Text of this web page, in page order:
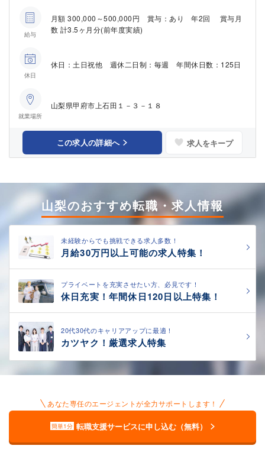
給与
月額 300,000～500,000円 賞与：あり 年2回 賞与月
数 計3.5ヶ月分(前年度実績)
休日
休日：土日祝他 週休二日制：毎週 年間休日数：125日
就業場所
山梨県甲府市上石田１－３－１８
この求人の詳細へ 求人をキープ
山梨のおすすめ転職・求人情報
未経験からでも挑戦できる求人多数！
月給30万円以上可能の求人特集！
プライベートを充実させたい方、必見です！
休日充実！年間休日120日以上特集！
20代30代のキャリアアップに最適！
カツヤク！厳選求人特集
あなた専任のエージェントが全力サポートします！
簡単1分 転職支援サービスに申し込む（無料）